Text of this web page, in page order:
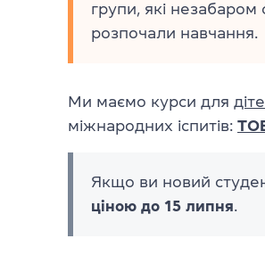
групи, які
розпочали навчання.
Ми маємо курси для
міжнародних іспитів:
Якщо ви новий
ціною до 15 липня.